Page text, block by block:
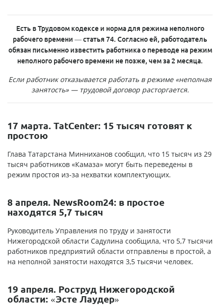
Есть в Трудовом кодексе и норма для режима неполного
рабочего времени — статья 74. Согласно ей, работодатель
обязан письменно известить работника о переводе на режим
неполного рабочего времени не позже, чем за 2 месяца.
Если работник отказывается работать в режиме «неполная
занятость» — трудовой договор расторгается.
17 марта. TatCenter: 15 тысяч готовят к
простою
Глава Татарстана Минниханов сообщил, что 15 тысяч из 29
тысяч работников «Камаза» могут быть переведены в
режим простоя из-за нехватки комплектующих.
8 апреля. NewsRoom24: в простое
находятся 5,7 тысяч
Руководитель Управления по труду и занятости
Нижегородской области Садулина сообщила, что 5,7 тысячи
работников предприятий области отправлены в простой, а
на неполной занятости находятся 3,5 тысячи человек.
19 апреля. Роструд Нижегородской
области: «Эсте Лаудер»